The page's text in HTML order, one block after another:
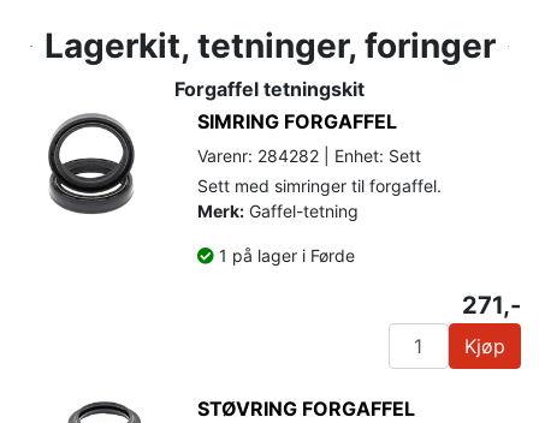
Lagerkit, tetninger, foringer
Forgaffel tetningskit
SIMRING FORGAFFEL
Varenr: 284282 | Enhet: Sett
Sett med simringer til forgaffel.
Merk: Gaffel-tetning
1 på lager i Førde
271,-
Kjøp
STØVRING FORGAFFEL